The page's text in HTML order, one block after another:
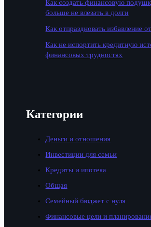
Как создать финансовую
больше не влезать в долги
Как отпраздновать избавление
Как не испортить кредитную
финансовых трудностях
Категории
Деньги и отношения
Инвестиции для семьи
Кредиты и ипотека
Общая
Семейный бюджет с нуля
Финансовые цели и